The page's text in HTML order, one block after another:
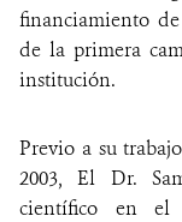
financiamiento
de la primera
institución.
Previo a su
2003, El Dr.
científico en el